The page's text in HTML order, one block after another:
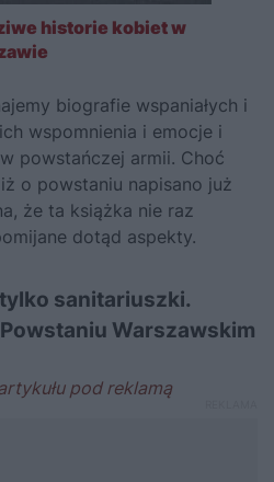
historie kobiet w
biografie wspaniałych i
wspomnienia i emocje i
powstańczej armii. Choć
o powstaniu napisano już
że ta książka nie raz
dotąd aspekty.
sanitariuszki.
Warszawskim